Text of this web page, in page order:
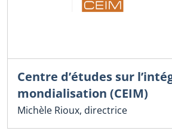
Centre d’études sur
mondialisation (CEIM)
Michèle Rioux, directrice